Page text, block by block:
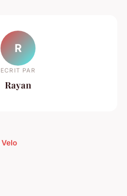
R
ECRIT PAR
Rayan